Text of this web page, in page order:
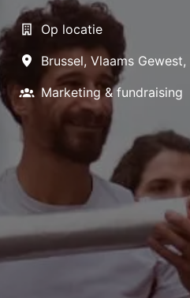
Op locatie
Brussel, Vlaams Gewest,
Marketing & fundraising